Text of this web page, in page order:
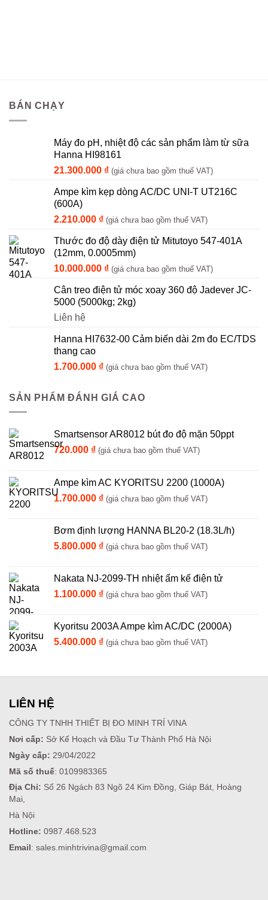
BÁN CHẠY
Máy đo pH, nhiệt độ các sản phẩm làm từ sữa
Hanna HI98161
21.300.000 ₫ (giá chưa bao gồm thuế VAT)
Ampe kìm kẹp dòng AC/DC UNI-T UT216C
(600A)
2.210.000 ₫ (giá chưa bao gồm thuế VAT)
Thước đo độ dày điện tử Mitutoyo 547-401A
(12mm, 0.0005mm)
10.000.000 ₫ (giá chưa bao gồm thuế VAT)
Cân treo điện tử móc xoay 360 độ Jadever JC-
5000 (5000kg; 2kg)
Liên hệ
Hanna HI7632-00 Cảm biến dài 2m đo EC/TDS
thang cao
1.700.000 ₫ (giá chưa bao gồm thuế VAT)
SẢN PHẨM ĐÁNH GIÁ CAO
Smartsensor AR8012 bút đo độ mặn 50ppt
720.000 ₫ (giá chưa bao gồm thuế VAT)
Ampe kìm AC KYORITSU 2200 (1000A)
1.700.000 ₫ (giá chưa bao gồm thuế VAT)
Bơm định lượng HANNA BL20-2 (18.3L/h)
5.800.000 ₫ (giá chưa bao gồm thuế VAT)
Nakata NJ-2099-TH nhiệt ẩm kế điện tử
1.100.000 ₫ (giá chưa bao gồm thuế VAT)
Kyoritsu 2003A Ampe kìm AC/DC (2000A)
5.400.000 ₫ (giá chưa bao gồm thuế VAT)
LIÊN HỆ
CÔNG TY TNHH THIẾT BỊ ĐO MINH TRÍ VINA
Nơi cấp: Sở Kế Hoạch và Đầu Tư Thành Phố Hà Nội
Ngày cấp: 29/04/2022
Mã số thuế: 0109983365
Địa Chỉ: Số 26 Ngách 83 Ngõ 24 Kim Đồng, Giáp Bát, Hoàng
Mai,
Hà Nội
Hotline: 0987.468.523
Email: sales.minhtrivina@gmail.com